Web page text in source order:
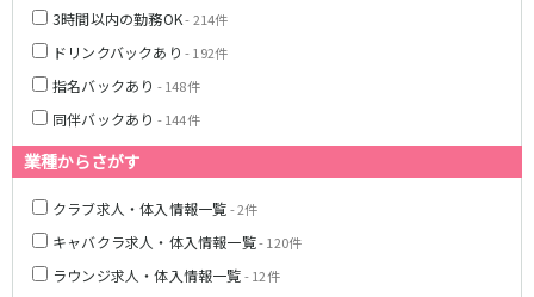
3時間以内の勤務OK- 214件
ドリンクバックあり - 192件
指名バックあり - 148件
同伴バックあり - 144件
業種からさがす
クラブ求人・体入情報一覧- 2件
キャバクラ求人・体入情報一覧- 120件
ラウンジ求人・体入情報一覧- 12件
横浜駅
日本大通り駅
みなとみらい駅
京王相模原線
京王多摩センター駅
京王稲田堤駅
多摩モノレール